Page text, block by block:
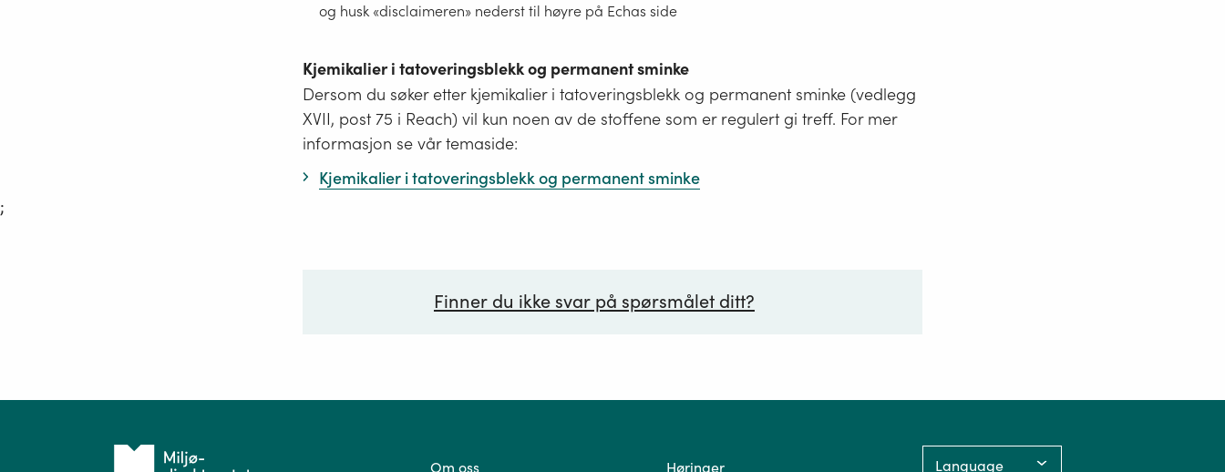
og husk «disclaimeren» nederst til høyre på Echas side
Kjemikalier i tatoveringsblekk og permanent sminke
Dersom du søker etter kjemikalier i tatoveringsblekk og permanent sminke (vedlegg
XVII, post 75 i Reach) vil kun noen av de stoffene som er regulert gi treff. For mer
informasjon se vår temaside:
Kjemikalier i tatoveringsblekk og permanent sminke
;
Finner du ikke svar på spørsmålet ditt?
Tilbake
Om oss Høringer